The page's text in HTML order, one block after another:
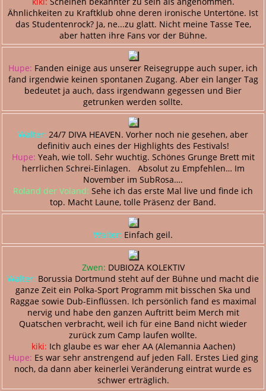
Ähnlichkeiten zu Kraftklub ohne deren ironische Untertöne. Ist
das Studentenrock? Ja, ne...zu glatt. Nicht meine Tasse Tee,
aber hatten ihre Fans vor der Bühne.
Hupe: Fanden einige aus unserer Reisegruppe auch super, ich
fand irgendwie keinen spontanen Zugang. Aber ein langer Tag
bedeutet ja auch, dass irgendwann gegessen und Bier
getrunken werden sollte.
Walter: 24/7 DIVA HEAVEN. Vorher noch nie gesehen, aber
definitiv auch eines der Highlights des Festivals!
Hupe: Yeah, wie toll. Sehr wuchtig. Schönes Grunge Brett mit
herrlichen Schrei-Einlagen. Absolut zu Empfehlen… Im
November im SubRosa….
Roland der Voland: Sehe ich das erste Mal live und finde ich
top. Macht Laune, tolle Präsenz der Band.
Walter: Einfach geil.
Zwen: DUBIOZA KOLEKTIV
Walter: Borussia Dortmund steht auf der Bühne und macht die
ganze Zeit ein Polka-Sport Programm mit bisschen Ska und
Raggae sowie Dub-Einflüssen. Ich persönlich fand es maximal
nervig und habe den ganzen Auftritt beim Merch mit
Quatschen verbracht, weil ich für eine Band nicht wieder
zurück zum Camp laufen wollte.
kiki: Ich glaube es war eher AA (Alemannia Aachen)
Hupe: Es war sehr anstrengend auf jeden Fall. Erstes Lied ging
noch, da dann aber keinerlei Veränderung eintrat wurde es
schwer erträglich.